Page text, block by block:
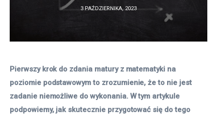
Więcej
3 PAŹDZIERNIKA, 2023
Pierwszy krok do zdania matury z matematyki na
poziomie podstawowym to zrozumienie, że to nie jest
zadanie niemożliwe do wykonania. W tym artykule
podpowiemy, jak skutecznie przygotować się do tego